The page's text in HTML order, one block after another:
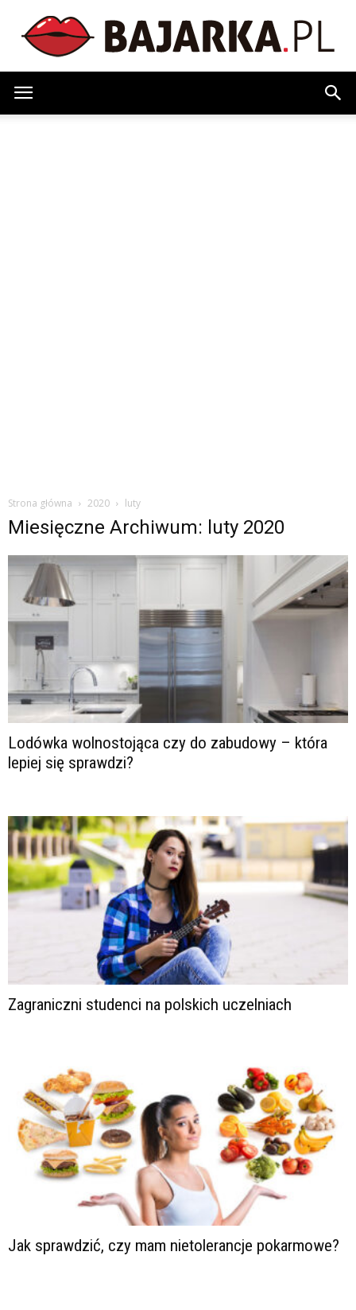
Strona główna 2020 luty
Miesięczne Archiwum: luty 2020
Lodówka wolnostojąca czy do zabudowy – która
lepiej się sprawdzi?
Zagraniczni studenci na polskich uczelniach
Jak sprawdzić, czy mam nietolerancje pokarmowe?